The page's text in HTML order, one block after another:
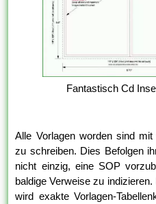
Fantastisch Cd
Alle Vorlagen worden sind
zu schreiben. Dies Befolgen
nicht einzig, eine SOP
baldige Verweise zu
wird exakte Vorlagen-